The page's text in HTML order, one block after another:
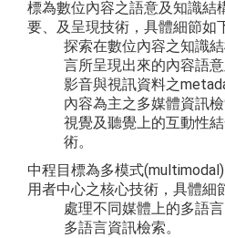
標為數位內容之語意及知識結
要、及呈現技術，具體細節如
探索在數位內容之知識
言所呈現出來的內容語
影音與視訊資料之
內容為主之多媒體資訊檢
視覺及聽覺上的互動性
術。
中程目標為多模式
用者中心之核心技術，具體細
處理不同媒體上的多語
多語言資訊檢索。